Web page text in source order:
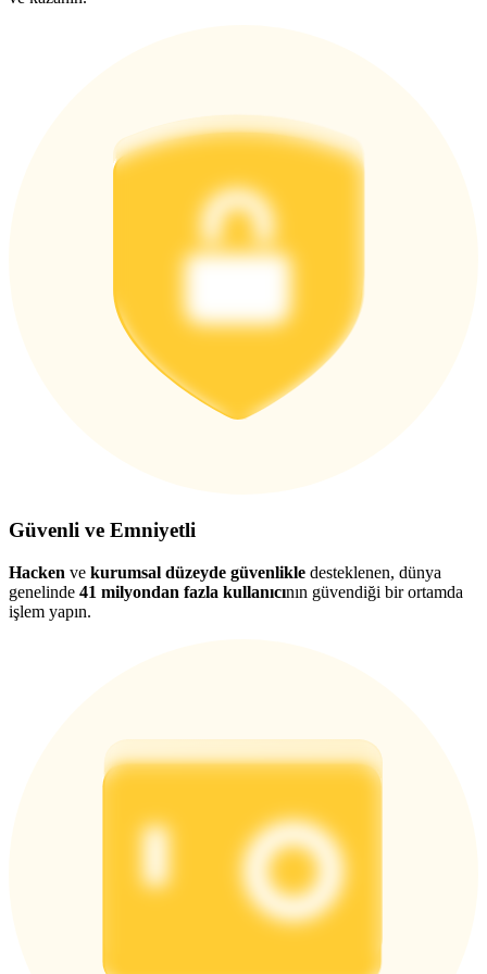
Güvenli ve Emniyetli
Hacken ve kurumsal düzeyde güvenlikle desteklenen, dünya
genelinde 41 milyondan fazla kullanıcının güvendiği bir ortamda
işlem yapın.